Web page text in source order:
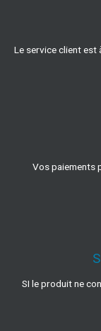
Le service client est
Vos paiements
SI le produit ne